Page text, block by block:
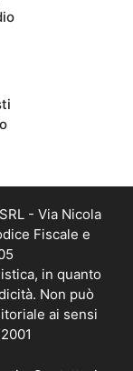
- Via Nicola
Fiscale e
in quanto
Non può
ai sensi